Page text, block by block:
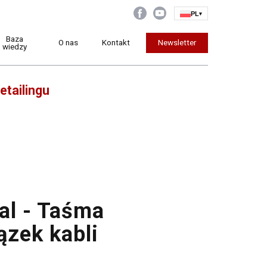
PL▾
Baza
wiedzy
O nas Kontakt Newsletter
- Taśma
kabli